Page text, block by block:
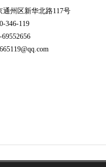
通州区新华北路117号
346-119